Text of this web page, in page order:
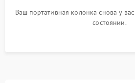
Ваш портативная колонка снова у
состоянии.